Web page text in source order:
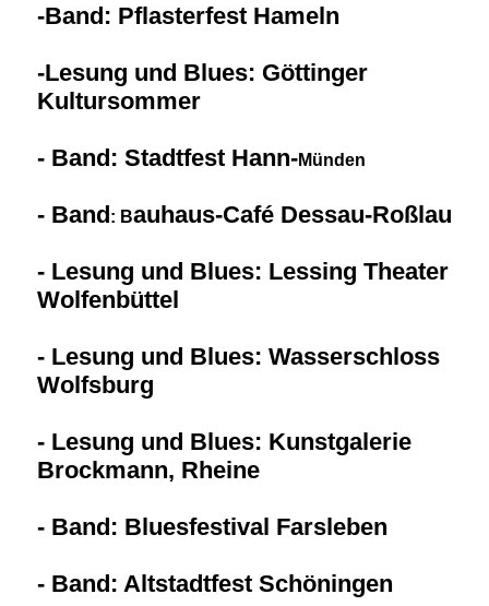
-Band: Pflasterfest Hameln
-Lesung und Blues: Göttinger
Kultursommer
- Band: Stadtfest Hann-Münden
- Band: Bauhaus-Café Dessau-Roßlau
- Lesung und Blues: Lessing Theater
Wolfenbüttel
- Lesung und Blues: Wasserschloss
Wolfsburg
- Lesung und Blues: Kunstgalerie
Brockmann, Rheine
- Band: Bluesfestival Farsleben
- Band: Altstadtfest Schöningen